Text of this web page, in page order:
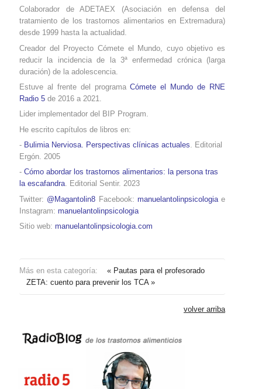
Colaborador de ADETAEX (Asociación en defensa del
tratamiento de los trastornos alimentarios en Extremadura)
desde 1999 hasta la actualidad.
Creador del Proyecto Cómete el Mundo, cuyo objetivo es
reducir la incidencia de la 3ª enfermedad crónica (larga
duración) de la adolescencia.
Estuve al frente del programaCómete el Mundo de RNE
Radio 5 de 2016 a 2021.
Lider implementador del BIP Program.
He escrito capítulos de libros en:
- Bulimia Nerviosa. Perspectivas clínicas actuales. Editorial
Ergón. 2005
- Cómo abordar los trastornos alimentarios: la persona tras
la escafandra. Editorial Sentir. 2023
Twitter: @Magantolin8 Facebook: manuelantolinpsicologia e
Instagram: manuelantolinpsicologia
Sitio web: manuelantolinpsicologia.com
Más en esta categoría:
« Pautas para el profesorado
ZETA: cuento para prevenir los TCA »
volver arriba